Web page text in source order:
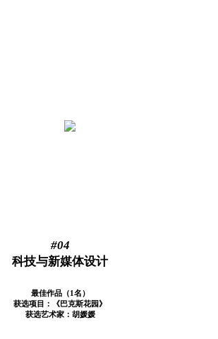
#04
科技与新媒体设计
最佳作品（1名）
获选项目：《巴克斯花园》
获选艺术家：胡媛媛